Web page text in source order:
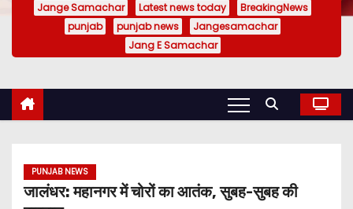
Jange Samachar Latest news today
BreakingNews
punjab
punjab news
Jangesamachar
Jang E Samachar
PUNJAB NEWS
जालंधर: महानगर में चोरों का आतंक, सुबह-सुबह की